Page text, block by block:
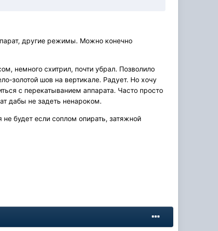
другие режимы. Можно конечно
немного схитрил, почти убрал. Позволило
золотой шов на вертикале. Радует. Но хочу
с перекатыванием аппарата. Часто просто
дабы не задеть ненароком.
будет если соплом опирать, затяжной